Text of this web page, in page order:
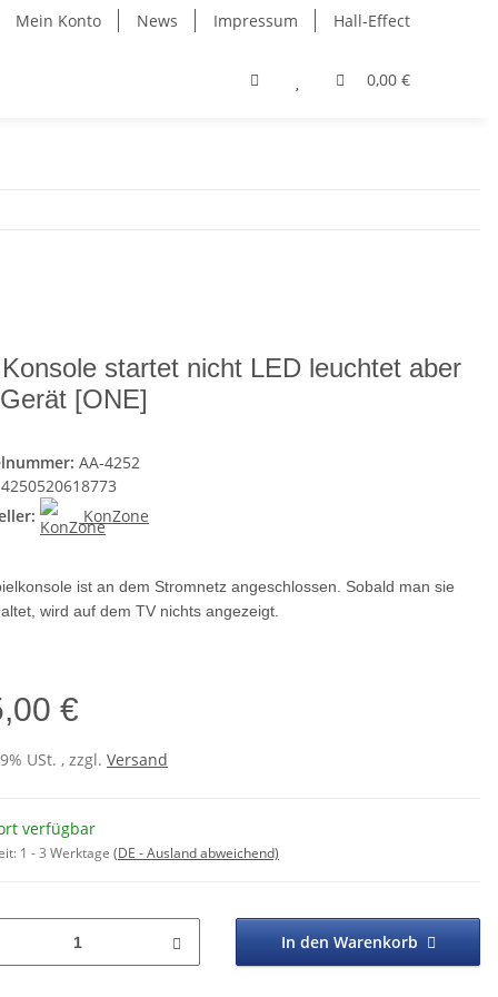
Mein Konto News Impressum Hall-Effect
0,00 €
startet nicht LED leuchtet aber
[ONE]
AA-4252
4250520618773
KonZone
ist an dem Stromnetz angeschlossen. Sobald man sie
wird auf dem TV nichts angezeigt.
€
USt. , zzgl. Versand
verfügbar
1 - 3 Werktage (DE - Ausland abweichend)
In den Warenkorb